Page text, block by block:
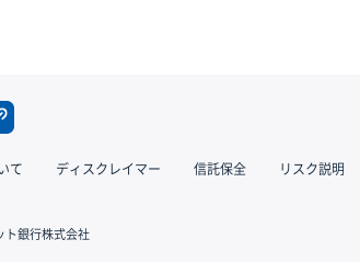
て ディスクレイマー 信託保全 リスク説明
ト銀行株式会社